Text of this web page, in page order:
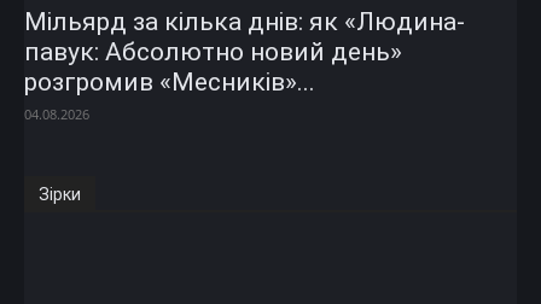
Мільярд за кілька днів: як «Людина-
павук: Абсолютно новий день»
розгромив «Месників»...
04.08.2026
Зірки